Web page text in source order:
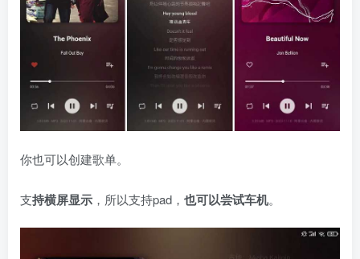
你也可以创建歌单。
支持横屏显示 ，所以支持pad， 也可以尝试车机。